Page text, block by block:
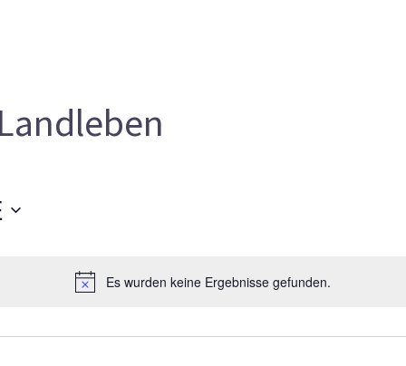
Es wurden keine Ergebnisse gefunden.
Landleben